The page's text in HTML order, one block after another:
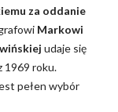
za oddanie
Markowi
udaje się
1969 roku.
pełen wybór